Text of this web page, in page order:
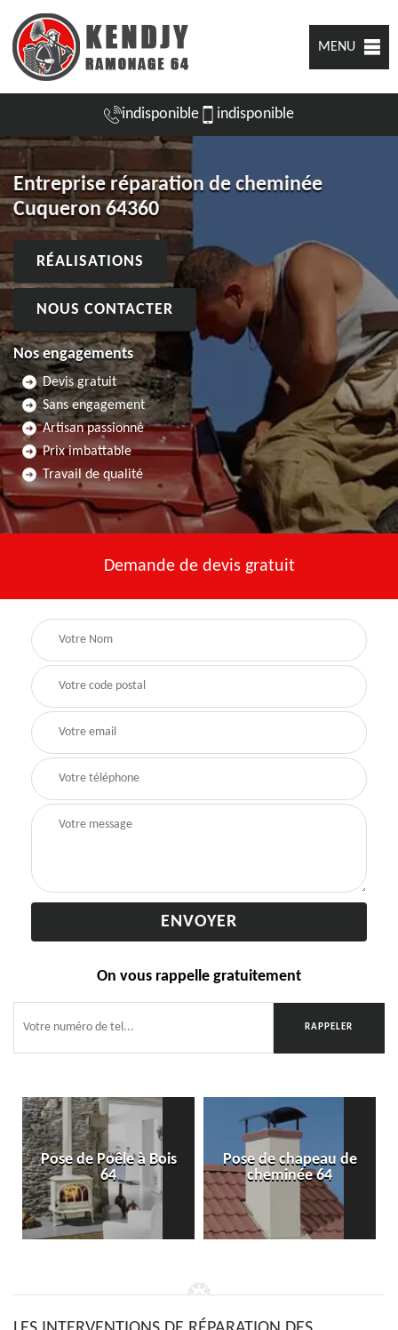
MENU
indisponible indisponible
Entreprise réparation de cheminée
Cuqueron 64360
RÉALISATIONS
NOUS CONTACTER
Nos engagements
Devis gratuit
Sans engagement
Artisan passionné
Prix imbattable
Travail de qualité
Demande de devis gratuit
On vous rappelle gratuitement
Pose de Poêle à Bois
64
Pose de chapeau de
cheminée 64